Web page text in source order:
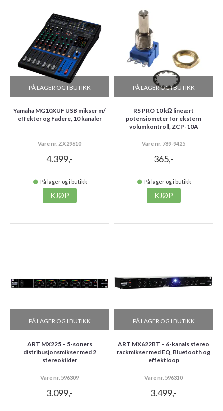
PÅ LAGER OG I BUTIKK
Yamaha MG10XUF USB mikser m/
effekter og Fadere, 10 kanaler
Vare nr. ZX29610
4.399,-
På lager og i butikk
KJØP
PÅ LAGER OG I BUTIKK
RS PRO 10 kΩ lineært
potensiometer for ekstern
volumkontroll, ZCP-10A
Vare nr. 789-9425
365,-
På lager og i butikk
KJØP
PÅ LAGER OG I BUTIKK
ART MX225 – 5-soners
distribusjonsmikser med 2
stereokilder
Vare nr. 596309
3.099,-
PÅ LAGER OG I BUTIKK
ART MX622BT – 6-kanals stereo
rackmikser med EQ, Bluetooth og
effektloop
Vare nr. 596310
3.499,-